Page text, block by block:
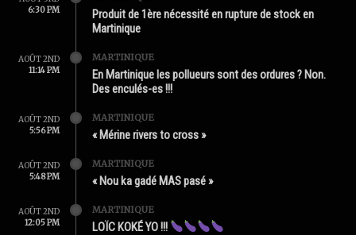
6:30 PM
Produit de 1ère nécessité en rupture de stock en
Martinique
AOÛT 2ND
11:14 PM
MARTINIQUE
En Martinique les pollueurs sont des ordures ? Non.
Des enculés-es !!!
AOÛT 2ND
5:56 PM
MARTINIQUE
« Mérine rivers to cross »
AOÛT 2ND
5:48 PM
MARTINIQUE
« Nou ka gadé MAS pasé »
AOÛT 2ND
12:05 PM
MARTINIQUE
LOÏC KOKÉ YO !!!